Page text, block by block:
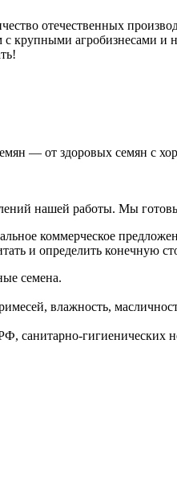
отечественных
крупными агробизнесами
— от здоровых семян с
нашей работы. Мы
коммерческое
и определить конечную
семена.
влажность,
санитарно-